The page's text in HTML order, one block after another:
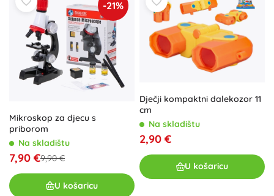
-21%
Mikroskop za djecu s
priborom
Na skladištu
7,90 €9,90 €
U košaricu
Dječji kompaktni dalekozor 11
cm
Na skladištu
2,90 €
U košaricu